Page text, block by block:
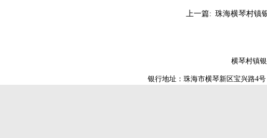
上一篇:珠海横琴村镇
横琴村镇
银行地址：珠海市横琴新区宝兴路4